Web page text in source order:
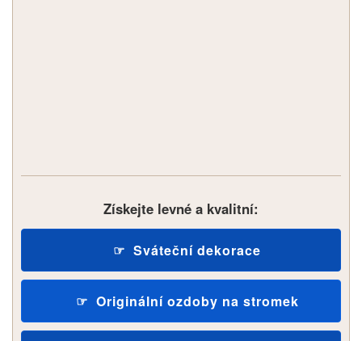
Získejte levné a kvalitní:
Sváteční dekorace
Originální ozdoby na stromek